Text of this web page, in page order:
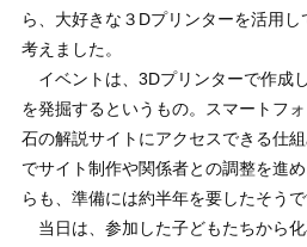
ら、大好きな３Dプリンターを活用
考えました。
イベントは、3Dプリンターで作成
を発掘するというもの。スマートフ
石の解説サイトにアクセスできる仕
でサイト制作や関係者との調整を進
らも、準備には約半年を要したそうで
当日は、参加した子どもたちから化